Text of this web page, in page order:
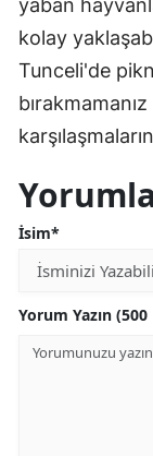
yaban
kolay
Tunceli'de
İsim*
Yorum Yazın